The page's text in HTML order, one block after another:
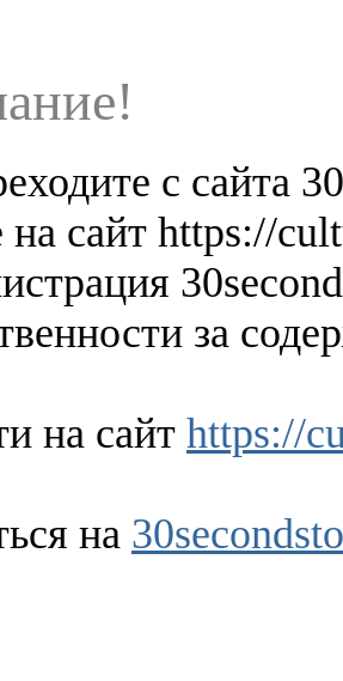
с сайта
на сайт https://
за
на сайт https://
на